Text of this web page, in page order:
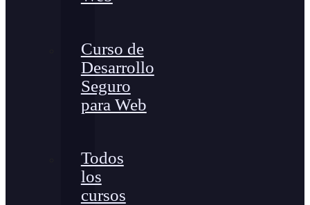
Curso de
Desarrollo
Seguro
para Web
Todos
los
cursos